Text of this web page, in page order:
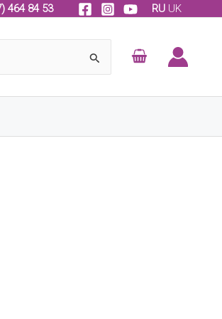
464 84 53 RU UK